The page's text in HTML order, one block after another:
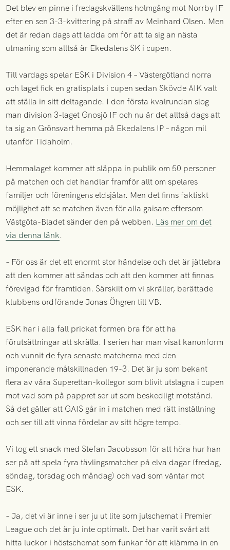
Det blev en pinne i fredagskvällens holmgång mot Norrby IF
efter en sen 3-3-kvittering på straff av Meinhard Olsen. Men
det är redan dags att ladda om för att ta sig an nästa
utmaning som alltså är Ekedalens SK i cupen.
Till vardags spelar ESK i Division 4 – Västergötland norra
och laget fick en gratisplats i cupen sedan Skövde AIK valt
att ställa in sitt deltagande. I den första kvalrundan slog
man division 3-laget Gnosjö IF och nu är det alltså dags att
ta sig an Grönsvart hemma på Ekedalens IP – någon mil
utanför Tidaholm.
Hemmalaget kommer att släppa in publik om 50 personer
på matchen och det handlar framför allt om spelares
familjer och föreningens eldsjälar. Men det finns faktiskt
möjlighet att se matchen även för alla gaisare eftersom
Västgöta-Bladet sänder den på webben. Läs mer om det
via denna länk.
– För oss är det ett enormt stor händelse och det är jättebra
att den kommer att sändas och att den kommer att finnas
förevigad för framtiden. Särskilt om vi skräller, berättade
klubbens ordförande Jonas Öhgren till VB.
ESK har i alla fall prickat formen bra för att ha
förutsättningar att skrälla. I serien har man visat kanonform
och vunnit de fyra senaste matcherna med den
imponerande målskillnaden 19-3. Det är ju som bekant
flera av våra Superettan-kollegor som blivit utslagna i cupen
mot vad som på pappret ser ut som beskedligt motstånd.
Så det gäller att GAIS går in i matchen med rätt inställning
och ser till att vinna fördelar av sitt högre tempo.
Vi tog ett snack med Stefan Jacobsson för att höra hur han
ser på att spela fyra tävlingsmatcher på elva dagar (fredag,
söndag, torsdag och måndag) och vad som väntar mot
ESK.
– Ja, det vi är inne i ser ju ut lite som julschemat i Premier
League och det är ju inte optimalt. Det har varit svårt att
hitta luckor i höstschemat som funkar för att klämma in en